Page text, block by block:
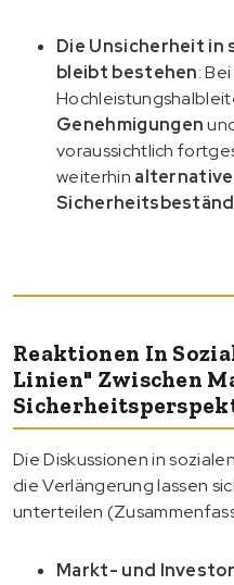
Die Unsicherheit in
bleibt bestehen:
Genehmigungen
voraussichtlich
weiterhin
Reaktionen In
Linien" Zwischen
Die Diskussionen in
die Verlängerung lassen
unterteilen
Markt- und